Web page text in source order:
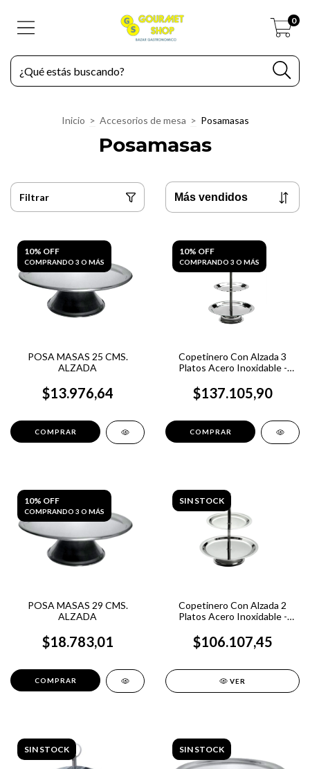
0
Inicio > Accesorios de mesa > Posamasas
Posamasas
Filtrar
10% OFF
COMPRANDO 3 O MÁS
POSA MASAS 25 CMS.
ALZADA
$13.976,64
10% OFF
COMPRANDO 3 O MÁS
Copetinero Con Alzada 3
Platos Acero Inoxidable -
$137.105,90
10% OFF
COMPRANDO 3 O MÁS
POSA MASAS 29 CMS.
ALZADA
$18.783,01
SIN STOCK
Copetinero Con Alzada 2
Platos Acero Inoxidable -
$106.107,45
VER
SIN STOCK SIN STOCK